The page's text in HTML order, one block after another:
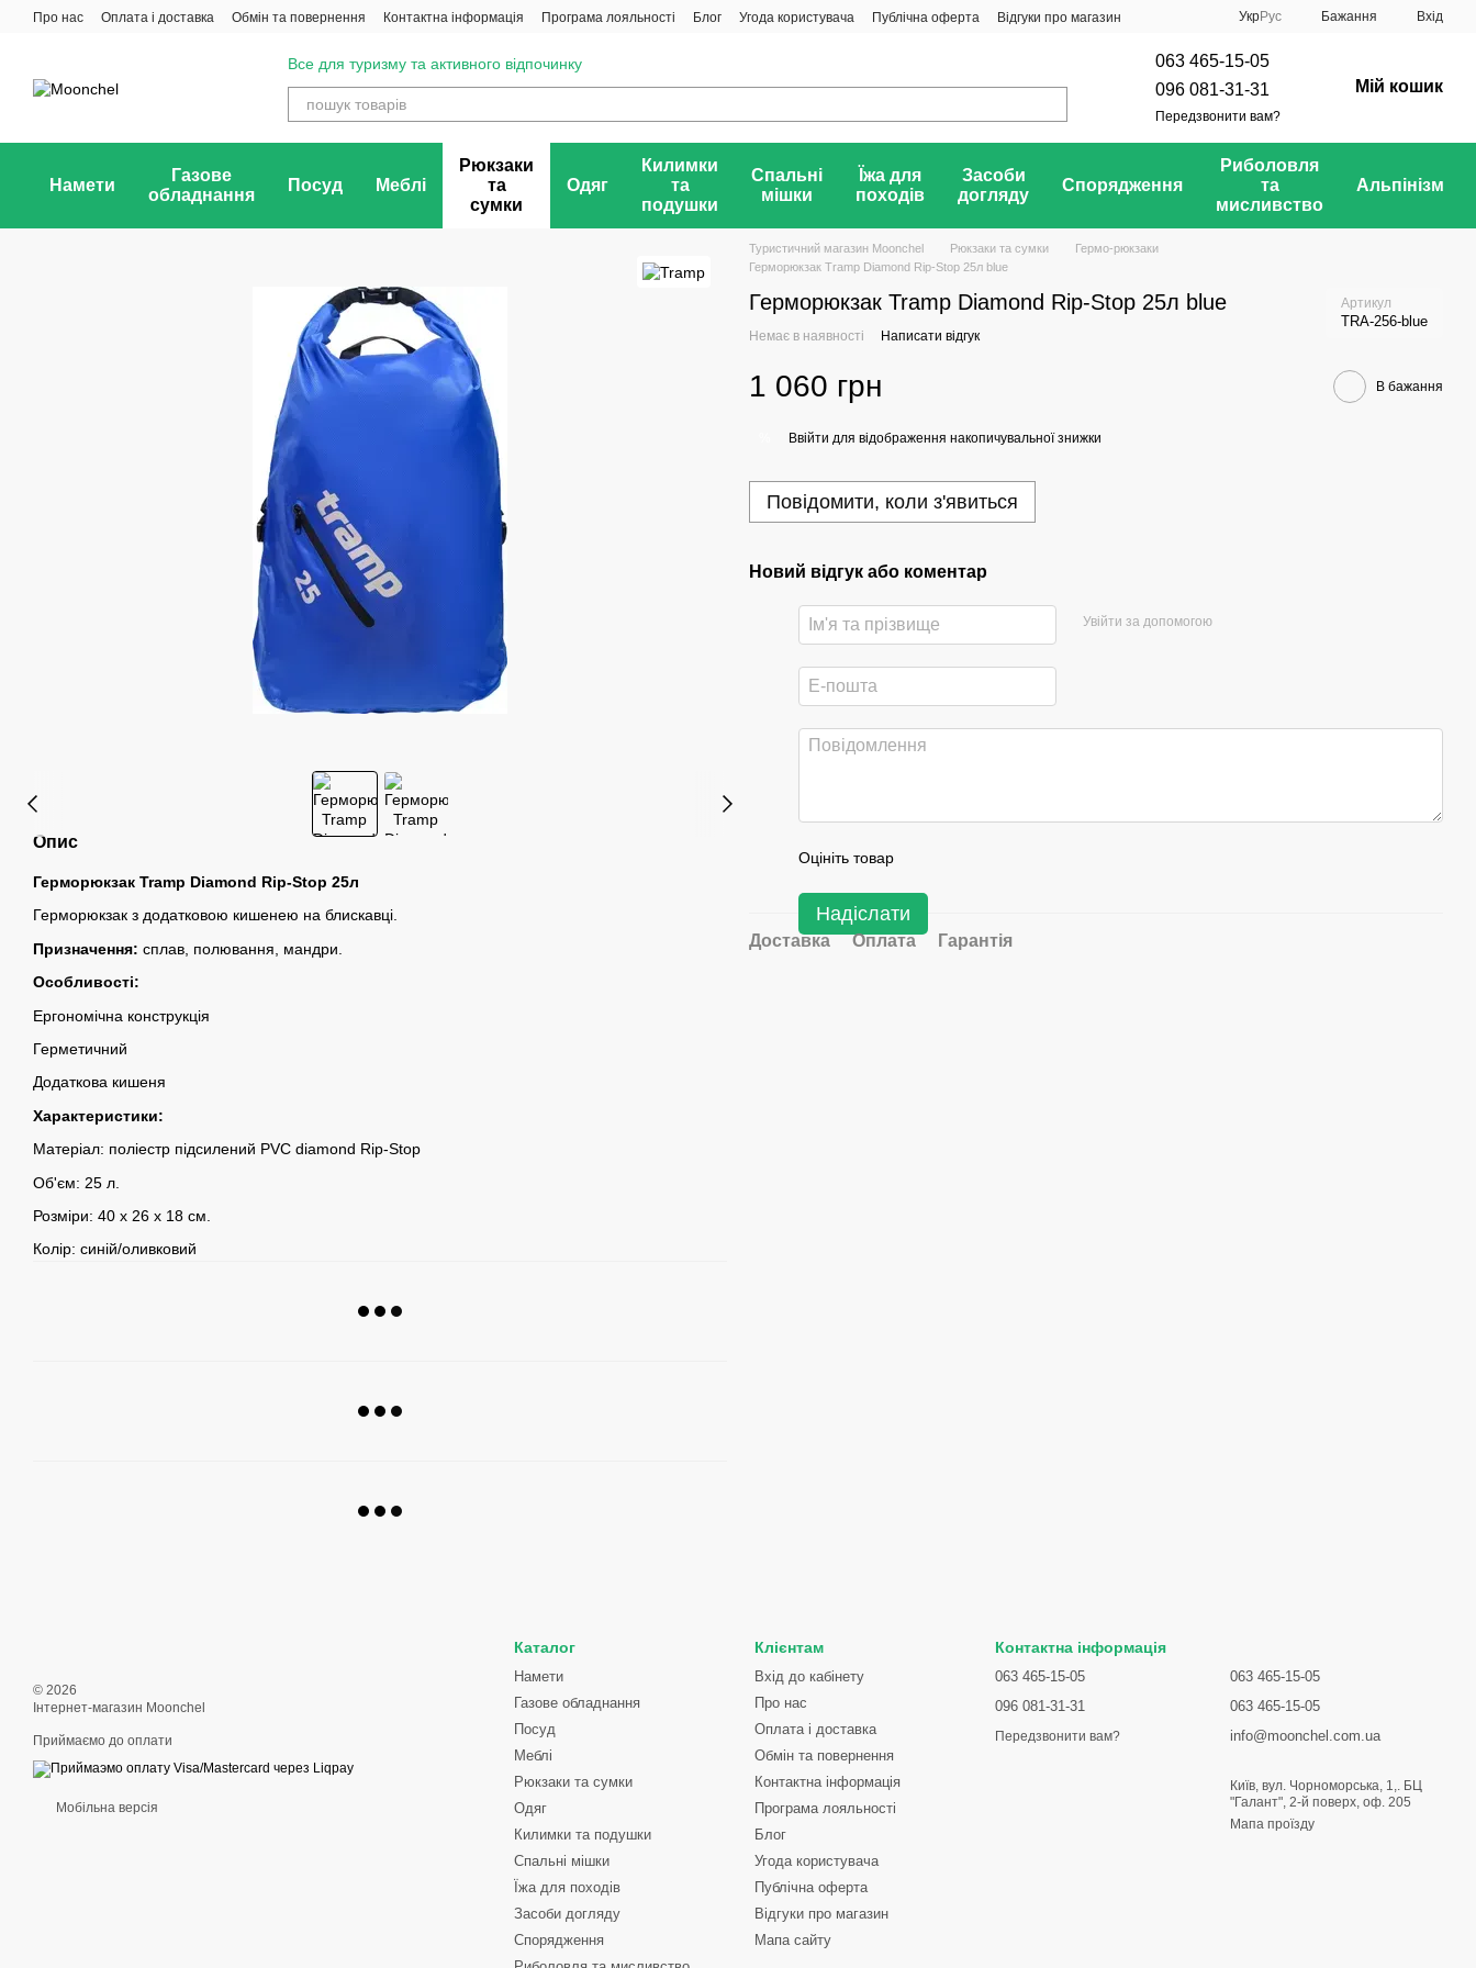
Перейти до основного контенту
Про нас Оплата і доставка Обмін та повернення Контактна інформація Програма лояльності Блог Угода користувача Публічна оферта Відгуки про магазин УкрРус Бажання Вхід
Все для туризму та активного відпочинку
063 465-15-05
096 081-31-31
Передзвонити вам?
Мій кошик
Намети
Газове
обладнання
Посуд Меблі
Рюкзаки
та
сумки
Одяг
Килимки
та
подушки
Спальні
мішки
Їжа для
походів
Засоби
догляду
Спорядження
Риболовля
та
мисливство
Альпінізм
Опис
Герморюкзак Tramp Diamond Rip-Stop 25л
Герморюкзак з додатковою кишенею на блискавці.
Призначення: сплав, полювання, мандри.
Особливості:
Ергономічна конструкція
Герметичний
Додаткова кишеня
Характеристики:
Матеріал: поліестр підсилений PVC diamond Rip-Stop
Об'єм: 25 л.
Розміри: 40 х 26 х 18 см.
Колір: синій/оливковий
Туристичний магазин Moonchel Рюкзаки та сумки
Гермо-рюкзаки
Герморюкзак Tramp Diamond Rip-Stop 25л blue
Герморюкзак Tramp Diamond Rip-Stop 25л blue Артикул
TRA-256-blue
Немає в наявності Написати відгук
1 060 грн В бажання
Ввійти для відображення накопичувальної знижки
Повідомити, коли з'явиться
Новий відгук або коментар
Увійти за допомогою
Оцініть товар
Надіслати
Доставка Оплата Гарантія
© 2026
Інтернет-магазин Moonchel
Приймаємо до оплати
Мобільна версія
Каталог
Намети
Газове обладнання
Посуд
Меблі
Рюкзаки та сумки
Одяг
Килимки та подушки
Спальні мішки
Їжа для походів
Засоби догляду
Спорядження
Клієнтам
Вхід до кабінету
Про нас
Оплата і доставка
Обмін та повернення
Контактна інформація
Програма лояльності
Блог
Угода користувача
Публічна оферта
Відгуки про магазин
Мапа сайту
Контактна інформація
063 465-15-05
096 081-31-31
Передзвонити вам?
063 465-15-05
063 465-15-05
info@moonchel.com.ua
Київ, вул. Чорноморська, 1,. БЦ
"Галант", 2-й поверх, оф. 205
Мапа проїзду